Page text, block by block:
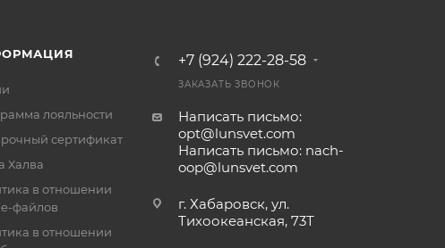
лояльности
сертификат
Халва
в отношении
файлов
в отношении
+7 (924) 222-28-58
ЗАКАЗАТЬ ЗВОНОК
Написать письмо:
opt@lunsvet.com
Написать письмо: nach-
oop@lunsvet.com
г. Хабаровск, ул.
Тихоокеанская, 73Т